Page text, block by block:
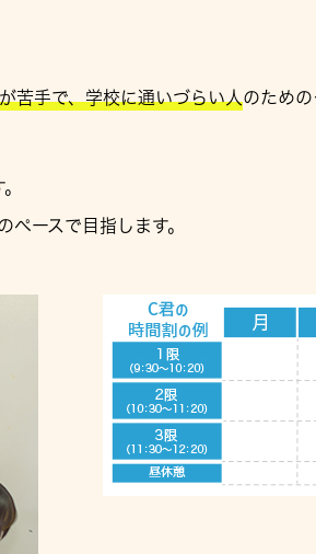
苦手で、学校に通いづらい人 のため
ースで目指します。